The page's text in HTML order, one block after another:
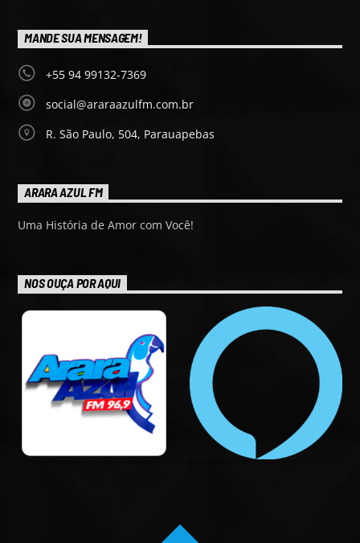
MANDE SUA MENSAGEM!
+55 94 99132-7369
social@araraazulfm.com.br
R. São Paulo, 504, Parauapebas
ARARA AZUL FM
Uma História de Amor com Você!
NOS OUÇA POR AQUI